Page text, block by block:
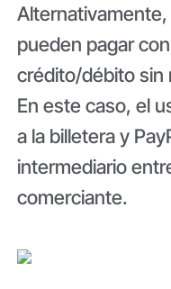
Alternativamente,
pueden pagar
crédito/débito sin
En este caso, el
a la billetera y
intermediario
comerciante.